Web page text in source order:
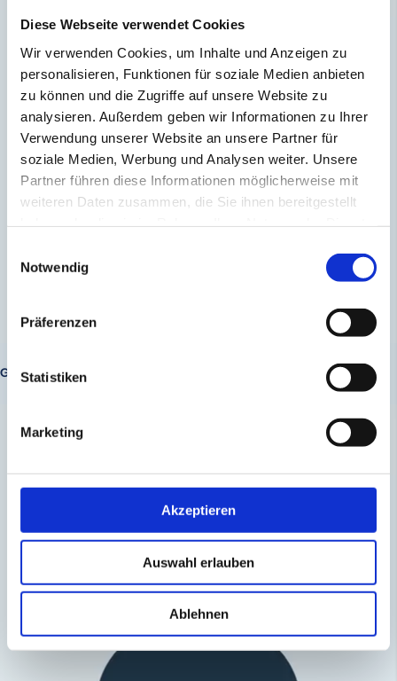
Diese Webseite verwendet Cookies
Wir verwenden Cookies, um Inhalte und Anzeigen zu
personalisieren, Funktionen für soziale Medien anbieten
zu können und die Zugriffe auf unsere Website zu
analysieren. Außerdem geben wir Informationen zu Ihrer
Verwendung unserer Website an unsere Partner für
soziale Medien, Werbung und Analysen weiter. Unsere
Partner führen diese Informationen möglicherweise mit
weiteren Daten zusammen, die Sie ihnen bereitgestellt
Notwendig
Präferenzen
Statistiken
Marketing
Akzeptieren
Auswahl erlauben
Ablehnen
Gottfried Madl,Vorstand der Trimetis AG